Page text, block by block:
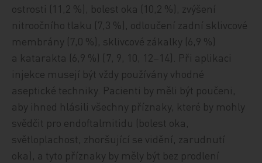
ostrosti (11,2 %), bolest oka (10,2 %), zvýšení
nitroočního tlaku (7,3 %), odloučení zadní sklivcové
membrány (7,0 %), sklivcové zákalky (6,9 %)
a katarakta (6,9 %) [7, 9, 10, 12–14]. Při aplikaci
injekce musejí být vždy používány vhodné
aseptické techniky. Pacienti by měli být poučeni,
aby ihned hlásili všechny příznaky, které by mohly
svědčit pro endoftalmitidu (bolest oka,
světloplachost, zhoršující se vidění, zarudnutí
oka), a tyto příznaky by měly být bez prodlení